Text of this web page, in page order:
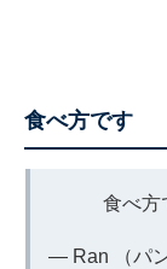
食べ方です
食べ方
— Ran （パ